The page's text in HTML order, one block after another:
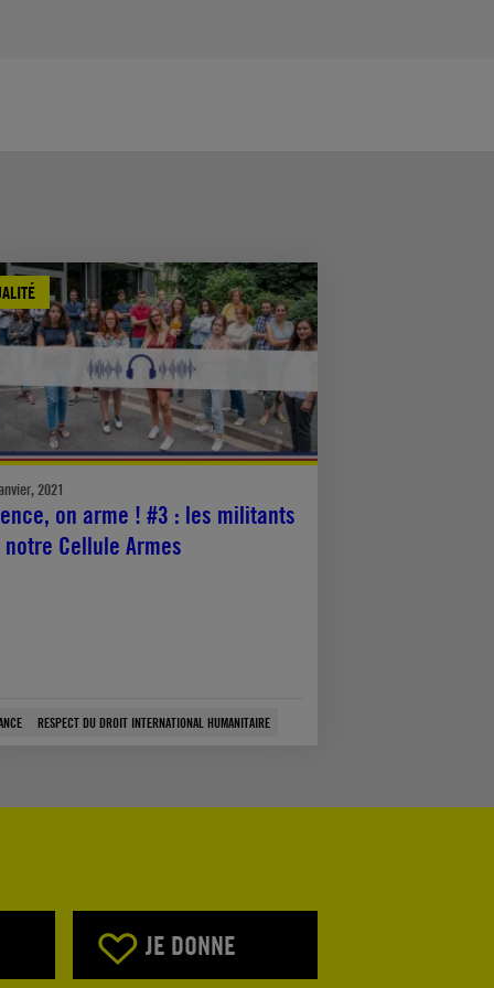
2021
on arme ! #3 : les militants
notre Cellule Armes
RESPECT DU DROIT INTERNATIONAL HUMANITAIRE
JE DONNE